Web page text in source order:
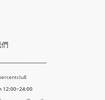
12:00~24:00